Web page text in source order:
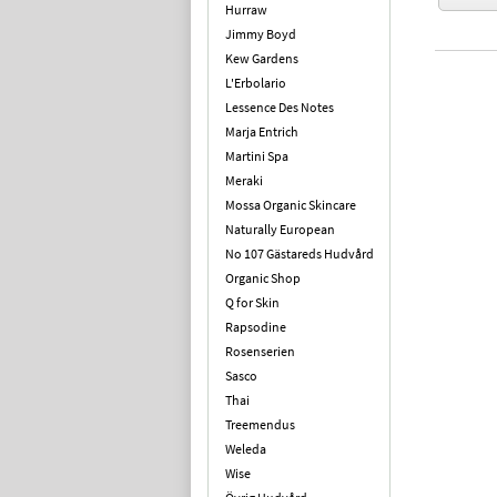
Hurraw
Jimmy Boyd
Kew Gardens
L'Erbolario
Lessence Des Notes
Marja Entrich
Martini Spa
Meraki
Mossa Organic Skincare
Naturally European
No 107 Gästareds Hudvård
Organic Shop
Q for Skin
Rapsodine
Rosenserien
Sasco
Thai
Treemendus
Weleda
Wise